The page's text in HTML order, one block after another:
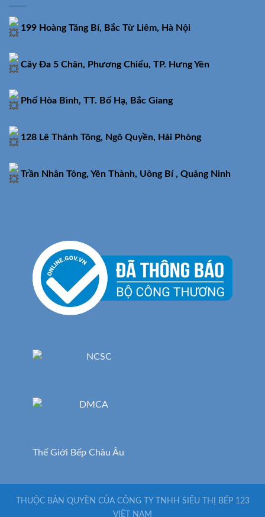
199 Hoàng Tăng Bí, Bắc Từ Liêm, Hà Nội
Cây Đa 5 Chân, Phương Chiểu, TP. Hưng Yên
Phố Hòa Bình, TT. Bố Hạ, Bắc Giang
128 Lê Thánh Tông, Ngô Quyền, Hải Phòng
Trần Nhân Tông, Yên Thành, Uông Bí , Quảng Ninh
Thế Giới Bếp Châu Âu
THUỘC BẢN QUYỀN CỦA CÔNG TY TNHH SIÊU THỊ BẾP 123
VIỆT NAM